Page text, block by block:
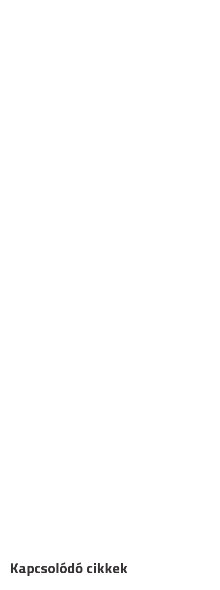
Kapcsolódó cikkek